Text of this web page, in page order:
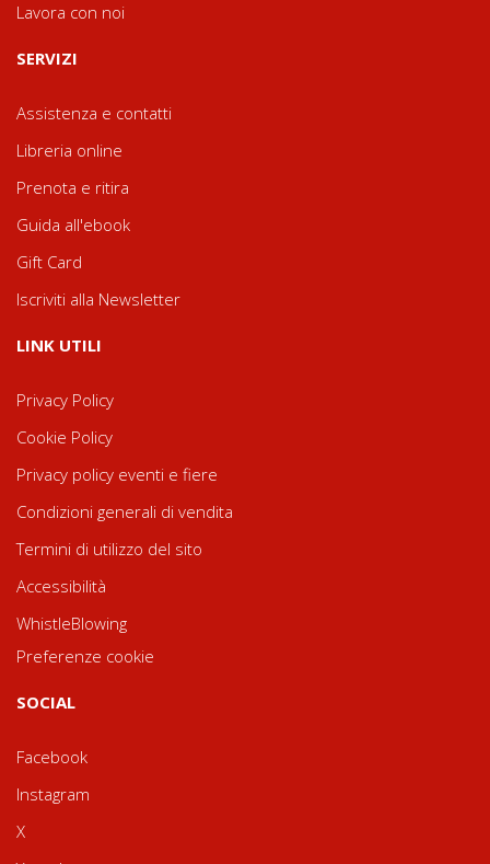
Lavora con noi
SERVIZI
Assistenza e contatti
Libreria online
Prenota e ritira
Guida all'ebook
Gift Card
Iscriviti alla Newsletter
LINK UTILI
Privacy Policy
Cookie Policy
Privacy policy eventi e fiere
Condizioni generali di vendita
Termini di utilizzo del sito
Accessibilità
WhistleBlowing
Preferenze cookie
SOCIAL
Facebook
Instagram
X